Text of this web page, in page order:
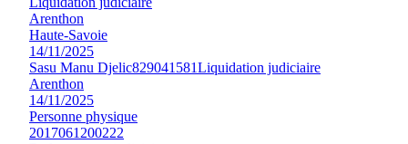
Arenthon
Haute-Savoie
14/11/2025
Sasu Manu Djelic829041581Liquidation judiciaire
Arenthon
14/11/2025
Personne physique
2017061200222